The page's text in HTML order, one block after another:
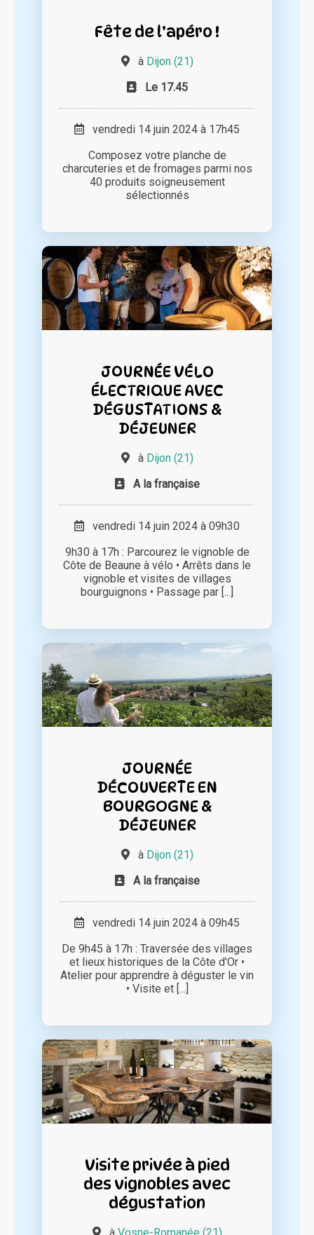
Fête de l’apéro !
à Dijon (21)
Le 17.45
vendredi 14 juin 2024 à 17h45
Composez votre planche de
charcuteries et de fromages parmi nos
40 produits soigneusement
sélectionnés
JOURNÉE VÉLO
ÉLECTRIQUE AVEC
DÉGUSTATIONS &
DÉJEUNER
à Dijon (21)
A la française
vendredi 14 juin 2024 à 09h30
9h30 à 17h : Parcourez le vignoble de
Côte de Beaune à vélo • Arrêts dans le
vignoble et visites de villages
bourguignons • Passage par [...]
JOURNÉE
DÉCOUVERTE EN
BOURGOGNE &
DÉJEUNER
à Dijon (21)
A la française
vendredi 14 juin 2024 à 09h45
De 9h45 à 17h : Traversée des villages
et lieux historiques de la Côte d'Or •
Atelier pour apprendre à déguster le vin
• Visite et [...]
Visite privée à pied
des vignobles avec
dégustation